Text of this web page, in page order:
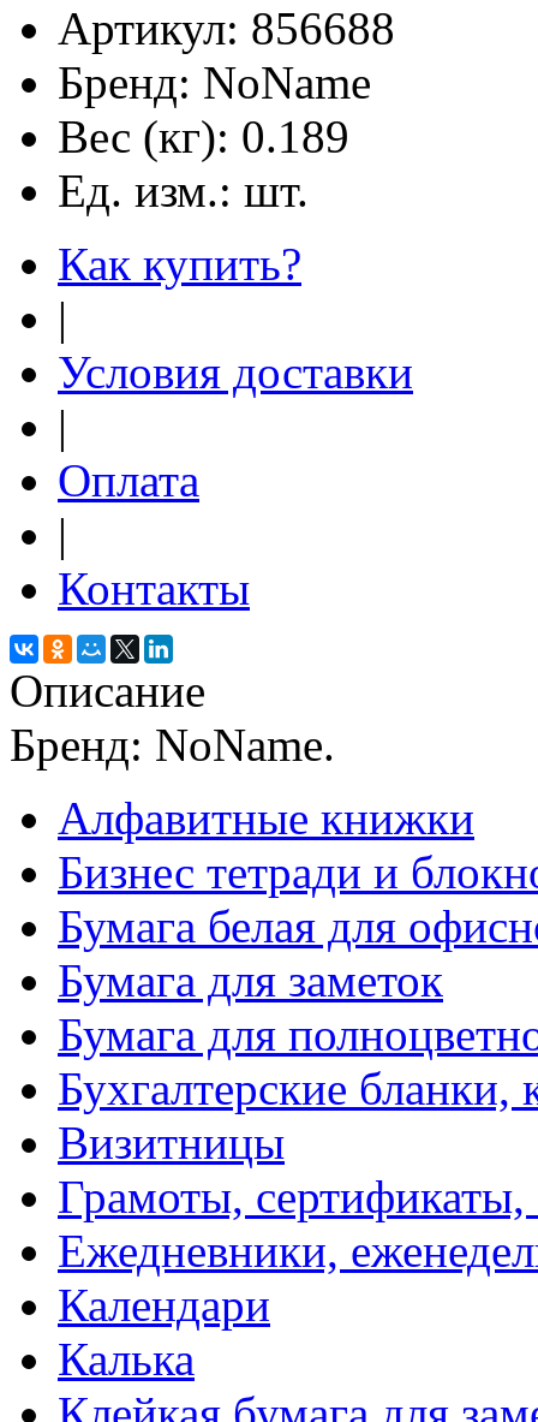
Артикул: 856688
Бренд: NoName
Вес (кг): 0.189
Ед. изм.: шт.
Как купить?
|
Условия доставки
|
Оплата
|
Контакты
Описание
Бренд: NoName.
Алфавитные книжки
Бизнес тетради и
Бумага белая для
Бумага для заметок
Бумага для
Бухгалтерские бланки,
Визитницы
Грамоты,
Ежедневники,
Календари
Калька